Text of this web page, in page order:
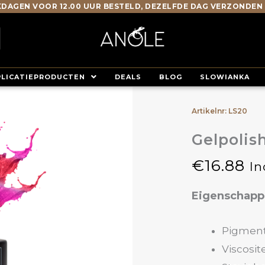
VOOR 12.00 UUR BESTELD, DEZELFDE DAG VERZONDEN
DEALS BLOG SLOWIANKA
Artikelnr: LS20
€16.88